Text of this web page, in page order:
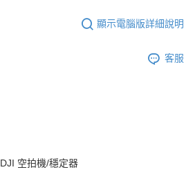
顯示電腦版詳細說明
客服
DJI 空拍機/穩定器